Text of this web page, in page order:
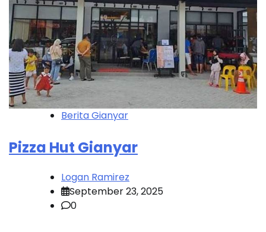
Berita Gianyar
Pizza Hut Gianyar
Logan Ramirez
September 23, 2025
0